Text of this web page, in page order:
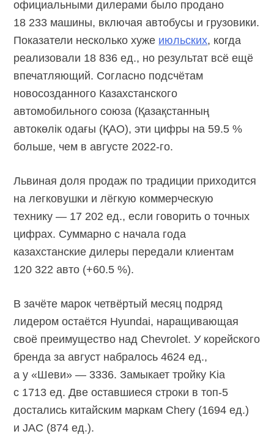
официальными дилерами было продано
18 233 машины, включая автобусы и грузовики.
Показатели несколько хуже июльских, когда
реализовали 18 836 ед., но результат всё ещё
впечатляющий. Согласно подсчётам
новосозданного Казахстанского
автомобильного союза (Қазақстанның
автокөлік одағы (ҚАО), эти цифры на 59.5 %
больше, чем в августе 2022-го.
Львиная доля продаж по традиции приходится
на легковушки и лёгкую коммерческую
технику — 17 202 ед., если говорить о точных
цифрах. Суммарно с начала года
казахстанские дилеры передали клиентам
120 322 авто (+60.5 %).
В зачёте марок четвёртый месяц подряд
лидером остаётся Hyundai, наращивающая
своё преимущество над Chevrolet. У корейского
бренда за август набралось 4624 ед.,
а у «Шеви» — 3336. Замыкает тройку Kia
с 1713 ед. Две оставшиеся строки втоп-5
достались китайским маркам Chery (1694 ед.)
и JAC (874 ед.).